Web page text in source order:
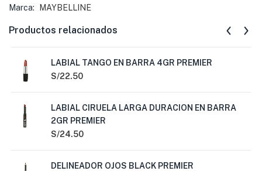
Marca:
MAYBELLINE
Productos relacionados
LABIAL TANGO EN BARRA 4GR PREMIER
S/22.50
LABIAL CIRUELA LARGA DURACION EN BARRA
2GR PREMIER
S/24.50
DELINEADOR OJOS BLACK PREMIER